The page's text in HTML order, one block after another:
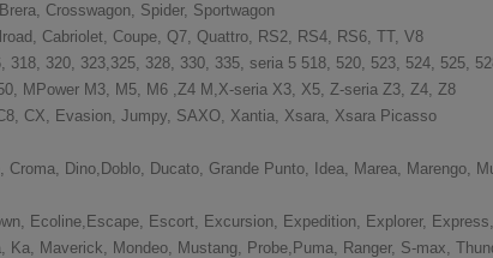
Crosswagon, Spider, Sportwagon
Cabriolet, Coupe, Q7, Quattro, RS2, RS4, RS6, TT, V8
318, 320, 323,325, 328, 330, 335, seria 5 518, 520, 523, 524, 525,
MPower M3, M5, M6 ,Z4 M,X-seria X3, X5, Z-seria Z3, Z4, Z8
CX, Evasion, Jumpy, SAXO, Xantia, Xsara, Xsara Picasso
Croma, Dino,Doblo, Ducato, Grande Punto, Idea, Marea, Marengo,
Ecoline,Escape, Escort, Excursion, Expedition, Explorer,
Maverick, Mondeo, Mustang, Probe,Puma, Ranger, S-max,